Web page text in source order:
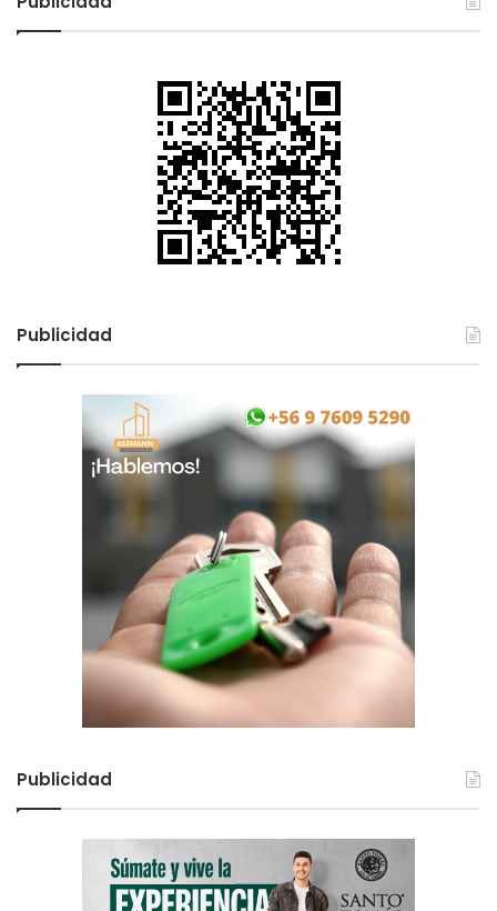
Publicidad
Publicidad